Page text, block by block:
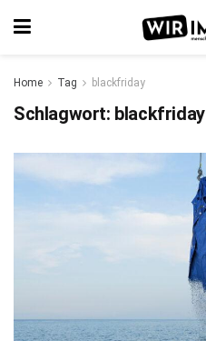
Home Tag blackfriday
Schlagwort: blackfriday